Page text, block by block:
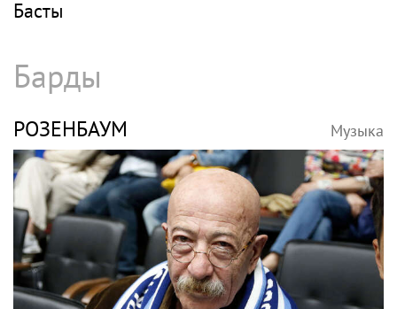
Басты
Барды
РОЗЕНБАУМ Музыка